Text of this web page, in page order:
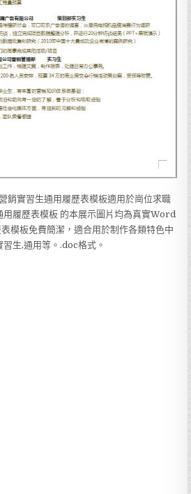
銷實習生通用履歷表模板適用於崗位求職
用履歷表模板 的本展示圖片均為真實Word
模板免費簡潔，適合用於制作各類特色中
生,通用等。.doc格式。